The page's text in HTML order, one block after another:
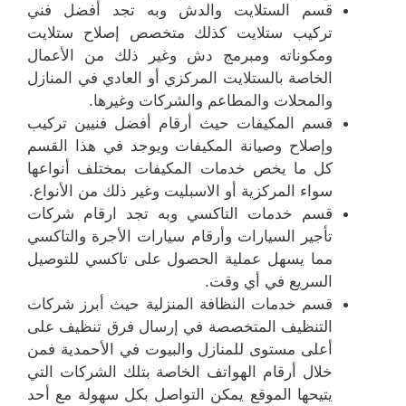
قسم الستلايت والدش وبه تجد أفضل فني
تركيب ستلايت كذلك متخصص إصلاح ستلايت
ومكوناته ومبرمج دش وغير ذلك من الأعمال
الخاصة بالستلايت المركزي أو العادي في المنازل
والمحلات والمطاعم والشركات وغيرها.
قسم المكيفات حيث أرقام أفضل فنيين تركيب
وإصلاح وصيانة المكيفات ويوجد في هذا القسم
كل ما يخص خدمات المكيفات بمختلف أنواعها
سواء المركزية أو الاسبليت وغير ذلك من الأنواع.
قسم خدمات التاكسي وبه تجد ارقام شركات
تأجير السيارات وأرقام سيارات الأجرة والتاكسي
مما يسهل عملية الحصول على تاكسي للتوصيل
السريع في أي وقت.
قسم خدمات النظافة المنزلية حيث أبرز شركات
التنظيف المتخصصة في إرسال فرق تنظيف على
أعلى مستوى للمنازل والبيوت في الأحمدية فمن
خلال أرقام الهواتف الخاصة بتلك الشركات التي
يتيحها الموقع يمكن التواصل بكل سهولة مع أحد